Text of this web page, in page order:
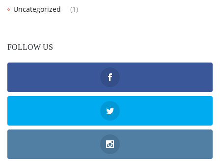
Uncategorized
(1)
FOLLOW US